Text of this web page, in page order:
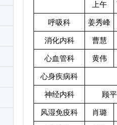
上午
呼吸科 姜秀峰
消化内科 曹慧
心血管科 黄伟
心身疾病科
神经内科 顾平
风湿免疫科 肖璐